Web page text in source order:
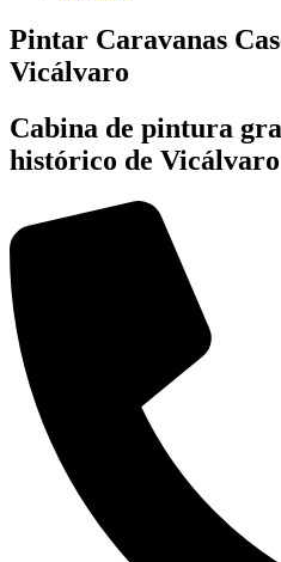
Pintar Caravanas
Vicálvaro
Cabina de pintura
histórico de Vicálvaro